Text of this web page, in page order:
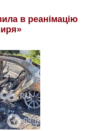
в реанімацію